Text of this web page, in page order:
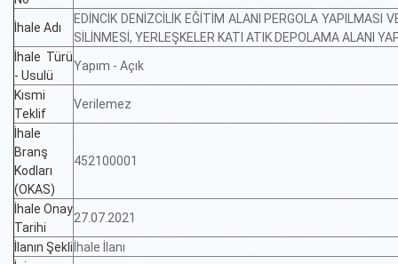
İhale Adı
EDİNCİK DENİZCİLİK EĞİTİM ALANI PERGOLA YAPILMASI
SİLİNMESİ, YERLEŞKELER KATI ATIK DEPOLAMA ALANI
İhale Türü
- Usulü
Yapım - Açık
Kısmi
Teklif
Verilemez
İhale
Branş
Kodları
(OKAS)
452100001
İhale Onay
Tarihi
27.07.2021
İlanın Şekli İhale İlanı